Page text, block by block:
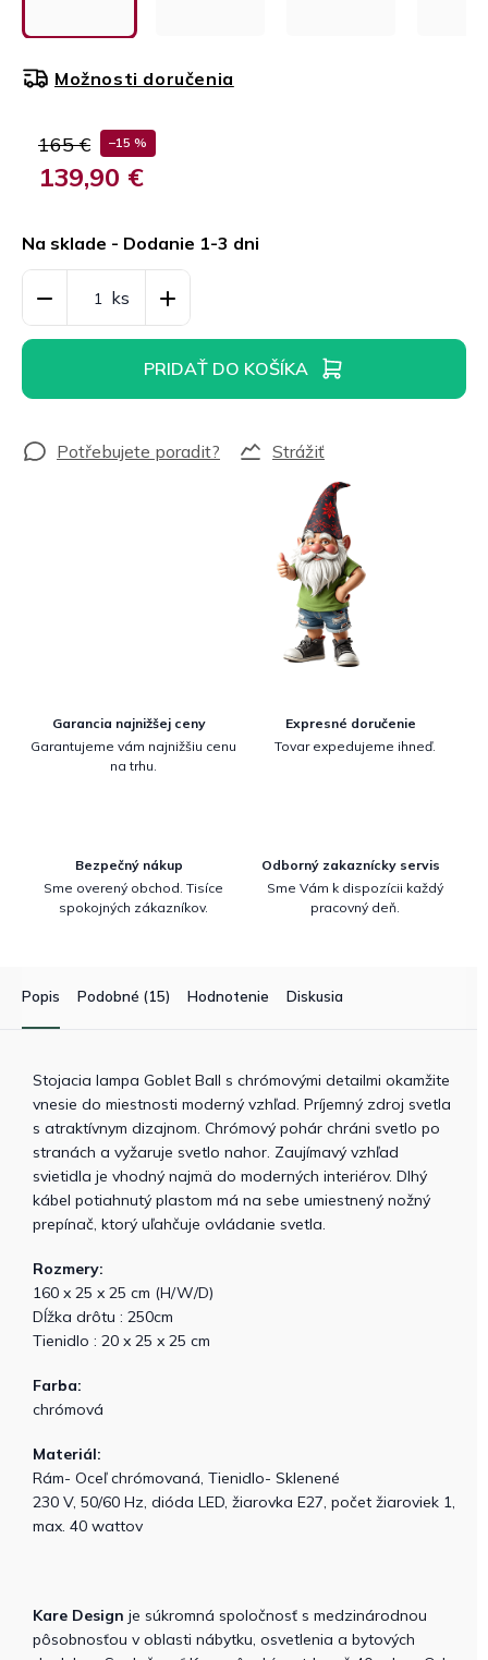
165 € –15 %
139,90 €
cena:
Na sklade - Dodanie 1-3 dni
Možnosti doručenia
PRIDAŤ DO KOŠÍKA
Strážiť
Garancia najnižšej ceny
Garantujeme vám najnižšiu cenu
na trhu.
Expresné doručenie
Tovar expedujeme ihneď.
Bezpečný nákup
Sme overený obchod. Tisíce
spokojných zákazníkov.
Odborný zakaznícky servis
Sme Vám k dispozícii každý
pracovný deň.
Popis Podobné (15) Hodnotenie Diskusia
Stojacia lampa Goblet Ball s chrómovými detailmi okamžite
vnesie do miestnosti moderný vzhľad. Príjemný zdroj svetla
s atraktívnym dizajnom. Chrómový pohár chráni svetlo po
stranách a vyžaruje svetlo nahor. Zaujímavý vzhľad
svietidla je vhodný najmä do moderných interiérov. Dlhý
kábel potiahnutý plastom má na sebe umiestnený nožný
prepínač, ktorý uľahčuje ovládanie svetla.
Rozmery:
160 x 25 x 25 cm (H/W/D)
Dĺžka drôtu : 250cm
Tienidlo : 20 x 25 x 25 cm
Farba:
chrómová
Materiál:
Rám- Oceľ chrómovaná, Tienidlo- Sklenené
230 V, 50/60 Hz, dióda LED, žiarovka E27, počet žiaroviek 1,
max. 40 wattov
Kare Design je súkromná spoločnosť s medzinárodnou
pôsobnosťou v oblasti nábytku, osvetlenia a bytových